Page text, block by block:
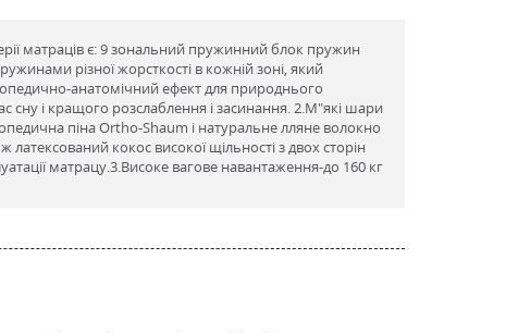
матраців є: 9 зональний пружинний блок пружин
різної жорсткості в кожній зоні, який
анатомічний ефект для природнього
сну і кращого розслаблення і засинання. 2.М"які шари
піна Ortho-Shaum і натуральне лляне волокно
латексований кокос високої щільності з двох сторін
матрацу.3.Високе вагове навантаження-до 160 кг